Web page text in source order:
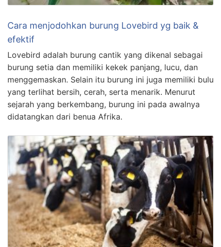
Cara menjodohkan burung Lovebird yg baik &
efektif
Lovebird adalah burung cantik yang dikenal sebagai
burung setia dan memiliki kekek panjang, lucu, dan
menggemaskan. Selain itu burung ini juga memiliki bulu
yang terlihat bersih, cerah, serta menarik. Menurut
sejarah yang berkembang, burung ini pada awalnya
didatangkan dari benua Afrika.